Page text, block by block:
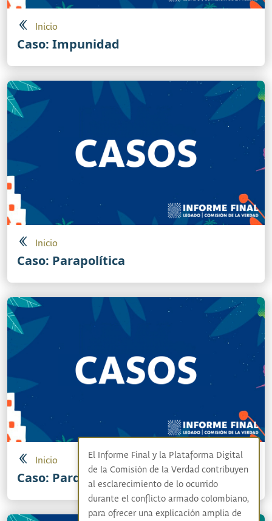
Inicio
Caso: Impunidad
Inicio
Caso: Parapolítica
Inicio
Caso: Parqueadero Padilla
El Informe Final y la Plataforma Digital
de la Comisión de la Verdad contribuyen
al esclarecimiento de lo ocurrido
durante el conflicto armado colombiano,
para ofrecer una explicación amplia de